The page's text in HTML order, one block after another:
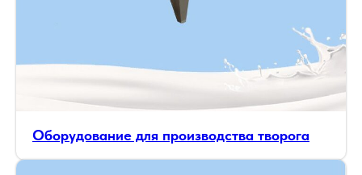
Оборудование для производства творога